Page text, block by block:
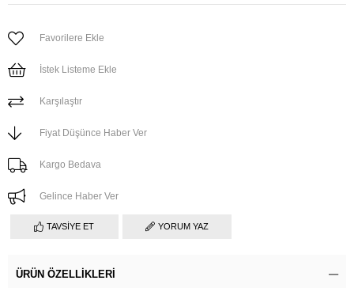
Favorilere Ekle
İstek Listeme Ekle
Karşılaştır
Fiyat Düşünce Haber Ver
Kargo Bedava
Gelince Haber Ver
TAVSIYE ET YORUM YAZ
ÜRÜN ÖZELLIKLERI